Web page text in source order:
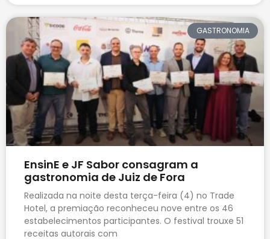
GASTRONOMIA
EnsinE e JF Sabor consagram a
gastronomia de Juiz de Fora
Realizada na noite desta terça-feira (4) no Trade
Hotel, a premiação reconheceu nove entre os 46
estabelecimentos participantes. O festival trouxe 51
receitas autorais com